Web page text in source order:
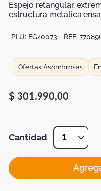
Espejo retangular,
estructura metalica
PLU: EG40073 REF:
Ofertas Asombrosas
$ 301.990,00
Cantidad 1
Mesas Noche